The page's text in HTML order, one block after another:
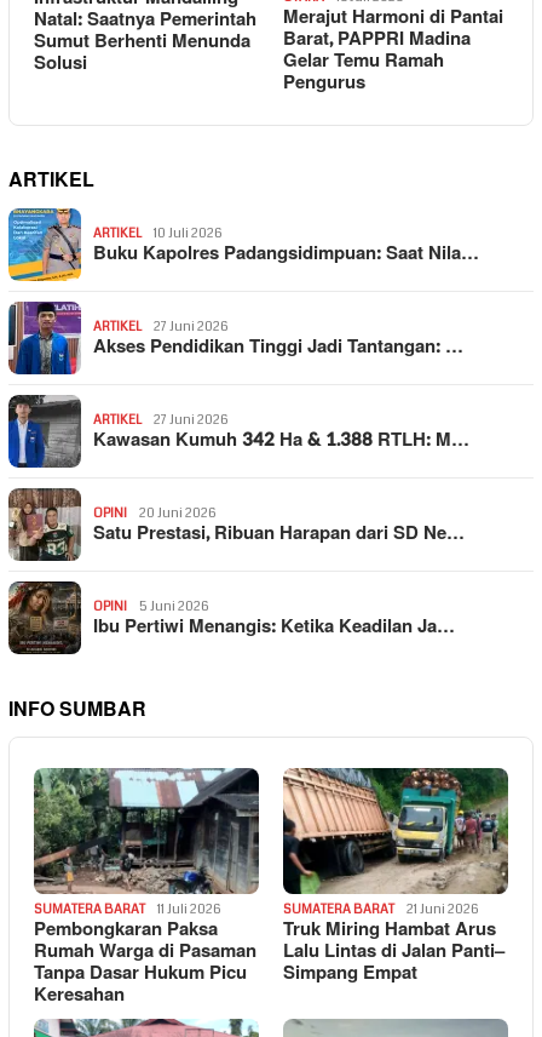
Natal: Saatnya Pemerintah
Sumut Berhenti Menunda
Solusi
Merajut Harmoni di Pantai
Barat, PAPPRI Madina
Gelar Temu Ramah
Pengurus
ARTIKEL
ARTIKEL 10 Juli 2026
Buku Kapolres Padangsidimpuan: Saat Nila…
ARTIKEL 27 Juni 2026
Akses Pendidikan Tinggi Jadi Tantangan: …
ARTIKEL 27 Juni 2026
Kawasan Kumuh 342 Ha & 1.388 RTLH: M…
OPINI 20 Juni 2026
Satu Prestasi, Ribuan Harapan dari SD Ne…
OPINI 5 Juni 2026
Ibu Pertiwi Menangis: Ketika Keadilan Ja…
INFO SUMBAR
SUMATERA BARAT 11 Juli 2026
Pembongkaran Paksa
Rumah Warga di Pasaman
Tanpa Dasar Hukum Picu
Keresahan
SUMATERA BARAT 21 Juni 2026
Truk Miring Hambat Arus
Lalu Lintas di Jalan Panti–
Simpang Empat